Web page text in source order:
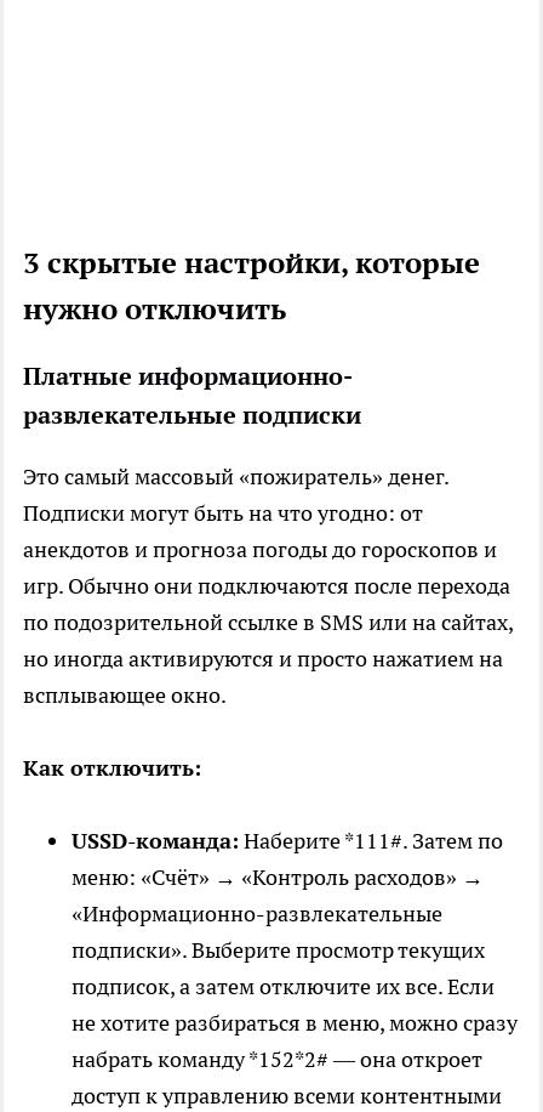
3 скрытые настройки, которые
нужно отключить
Платные информационно-
развлекательные подписки
Это самый массовый «пожиратель» денег.
Подписки могут быть на что угодно: от
анекдотов и прогноза погоды до гороскопов и
игр. Обычно они подключаются после перехода
по подозрительной ссылке в SMS или на сайтах,
но иногда активируются и просто нажатием на
всплывающее окно.
Как отключить:
USSD-команда: Наберите *111#. Затем по
меню: «Счёт» → «Контроль расходов» →
«Информационно-развлекательные
подписки». Выберите просмотр текущих
подписок, а затем отключите их все. Если
не хотите разбираться в меню, можно сразу
набрать команду *152*2# — она откроет
доступ к управлению всеми контентными